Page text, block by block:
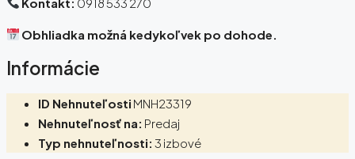
Obhliadka možná kedykoľvek po dohode.
Informácie
ID Nehnuteľosti MNH23319
Nehnuteľnosť na: Predaj
Typ nehnuteľnosti: 3 izbové